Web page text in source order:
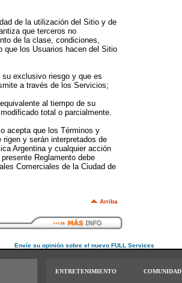
de la utilización del Sitio y de
que terceros no
de la clase, condiciones,
los Usuarios hacen del Sitio
exclusivo riesgo y que es
a través de los Servicios;
al tiempo de su
total o parcialmente.
acepta que los Términos y
y serán interpretados de
Argentina y cualquier acción
Reglamento debe
Comerciales de la Ciudad de
Arriba
Envíe su opinión sobre el nuevo FULL Services
ENTRETENIMIENTO COMUNIDAD